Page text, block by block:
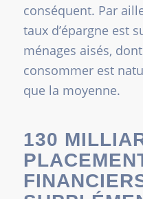
conséquent. Par
taux d’épargne est
ménages aisés,
consommer est
que la moyenne.
130